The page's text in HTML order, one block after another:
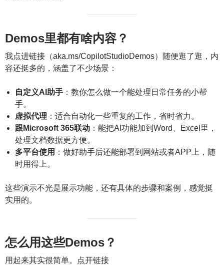
Demos里都有啥内容？
我点进链接（aka.ms/CopilotStudioDemos）随便逛了逛，内
容还挺多的，涵盖了不少场景：
自定义AI助手 ：教你怎么做一个能处理日常任务的小帮
手。
虚拟代理 ：适合自动化一些重复的工作，省时省力。
跟Microsoft 365联动 ：能把AI功能加到Word、Excel里，
处理文档数据更方便。
多平台使用 ：做好助手后还能部署到网站或者APP上，随
时用得上。
这些演示不光是展示功能，还有具体的步骤和案例，感觉挺
实用的。
怎么用这些Demos？
用起来其实很简单。点开链接